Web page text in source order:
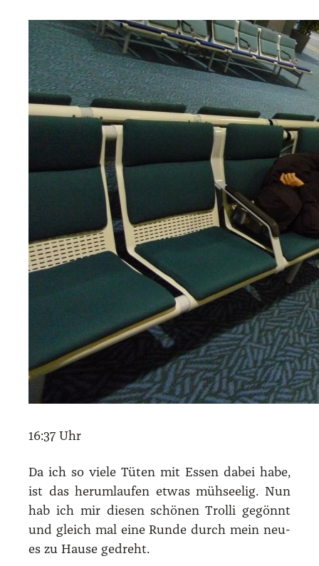
16:37 Uhr
Da ich so vie­le Tüten mit Essen dabei habe,
ist das her­um­lau­fen etwas müh­see­lig. Nun
hab ich mir die­sen schö­nen Trol­li gegönnt
und gleich mal eine Run­de durch mein neu­
es zu Hau­se gedreht.